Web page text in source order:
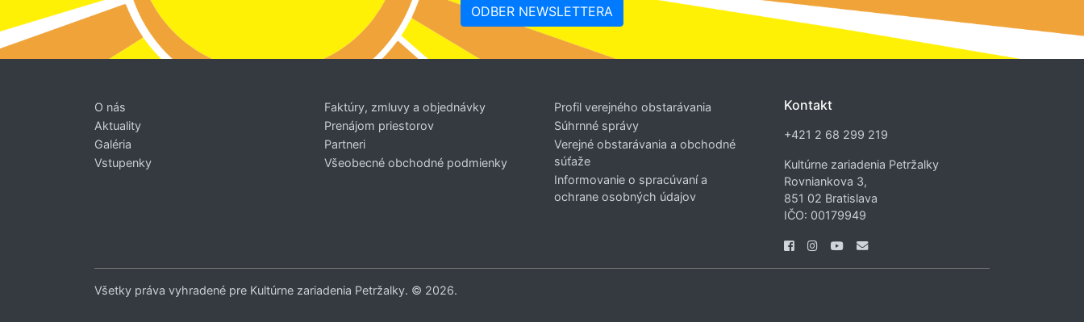
ODBER NEWSLETTERA
O nás
Aktuality
Galéria
Vstupenky
Faktúry, zmluvy a objednávky
Prenájom priestorov
Partneri
Všeobecné obchodné podmienky
Profil verejného obstarávania
Súhrnné správy
Verejné obstarávania a obchodné
súťaže
Informovanie o spracúvaní a
ochrane osobných údajov
Kontakt
+421 2 68 299 219
Kultúrne zariadenia Petržalky
Rovniankova 3,
851 02 Bratislava
IČO: 00179949
Všetky práva vyhradené pre Kultúrne zariadenia Petržalky. © 2026.